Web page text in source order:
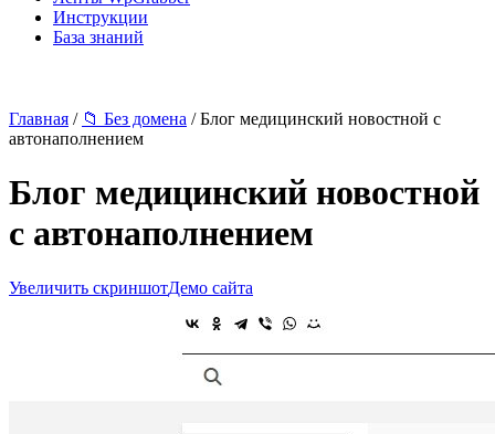
Инструкции
База знаний
Главная / 📁 Без домена / Блог медицинский новостной с
автонаполнением
Блог медицинский новостной
с автонаполнением
Увеличить скриншотДемо сайта